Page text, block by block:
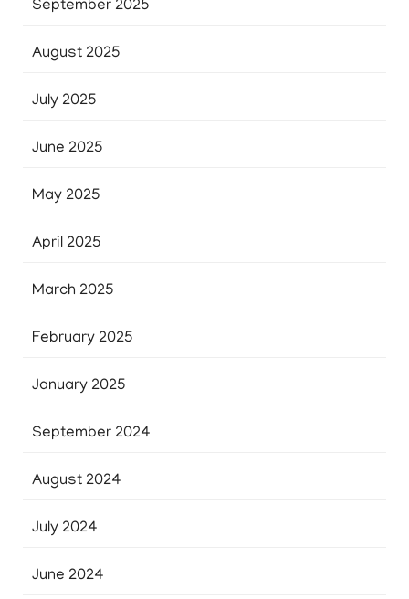
September 2025
August 2025
July 2025
June 2025
May 2025
April 2025
March 2025
February 2025
January 2025
September 2024
August 2024
July 2024
June 2024